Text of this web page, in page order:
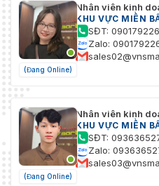
(Đang Online)
Nhân viên kinh
KHU VỰC MIỀN
SĐT:
Zalo:
(Đang Online)
Nhân viên kinh
KHU VỰC MIỀN
SĐT:
Zalo: